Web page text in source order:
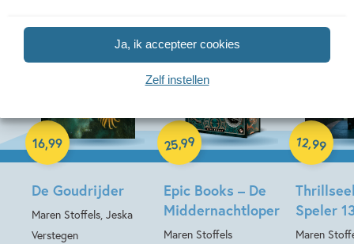
Ja, ik accepteer cookies
Zelf instellen
De Goudrijder
Maren Stoffels, Jeska
Verstegen
16,99
Hardcover
Epic Books – De
Middernachtloper
Maren Stoffels
25,99
Hardcover
Speler
Maren
12,99
Hardcover